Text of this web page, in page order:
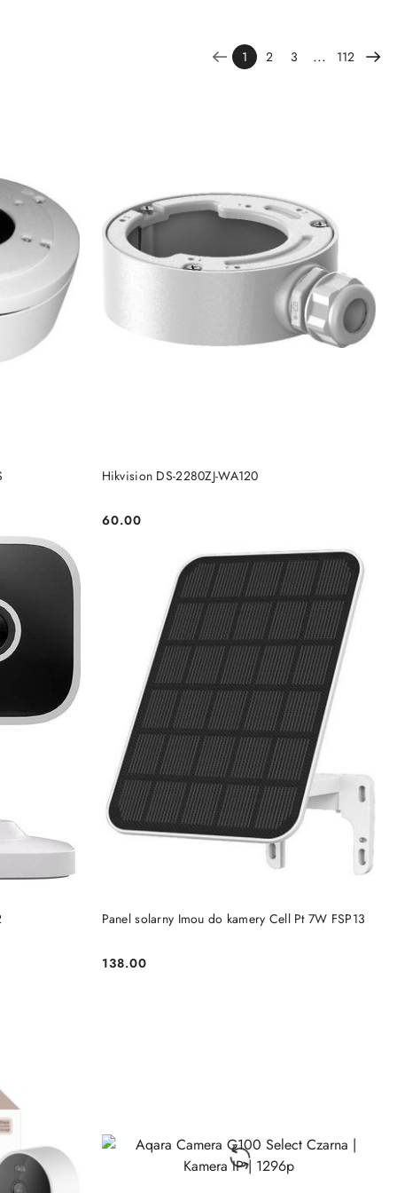
1 2 3 ... 112
Hikvision DS-2280ZJ-WA120
Cena:
60.00
DODAJ DO KOSZYKA
Panel solarny Imou do kamery Cell Pt 7W FSP13
Cena:
138.00
DODAJ DO KOSZYKA